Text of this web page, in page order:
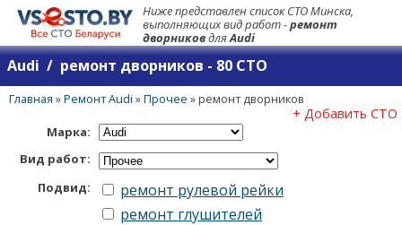
Ниже представлен список СТО Минска,
выполняющих вид работ -ремонт
дворниковдляAudi
Audi / ремонт дворников - 80 СТО
Главная »Ремонт Audi »Прочее »ремонт дворников
+ Добавить СТО
Марка:
Вид работ:
Подвид:
ремонт рулевой рейки
ремонт глушителей